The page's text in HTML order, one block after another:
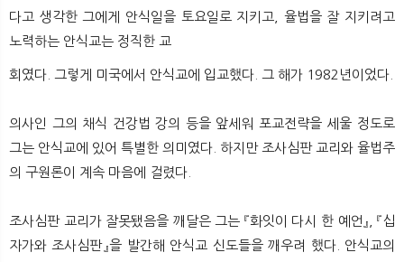
뉴 색
다고 생각한 그에게 안식일을 토요일로 지키고, 율법을 잘 지키려고
노력하는 안식교는 정직한 교
회였다. 그렇게 미국에서 안식교에 입교했다. 그 해가 1982년이었다.
의사인 그의 채식 건강법 강의 등을 앞세워 포교전략을 세울 정도로
그는 안식교에 있어 특별한 의미였다. 하지만 조사심판 교리와 율법주
의 구원론이 계속 마음에 걸렸다.
조사심판 교리가 잘못됐음을 깨달은 그는 『화잇이 다시 한 예언』, 『십
자가와 조사심판』을 발간해 안식교 신도들을 깨우려 했다. 안식교의